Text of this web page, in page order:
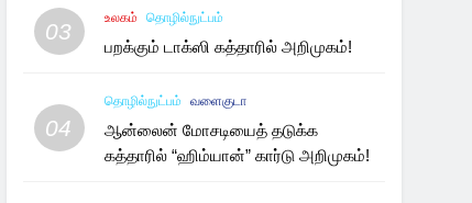
03
உலகம் தொழில்நுட்பம்
பறக்கும் டாக்ஸி கத்தாரில் அறிமுகம்!
04
தொழில்நுட்பம் வளைகுடா
ஆன்லைன் மோசடியைத் தடுக்க
கத்தாரில் “ஹிம்யான்” கார்டு அறிமுகம்!